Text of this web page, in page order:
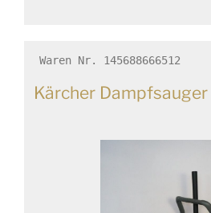
Waren Nr. 145688666512
Kärcher